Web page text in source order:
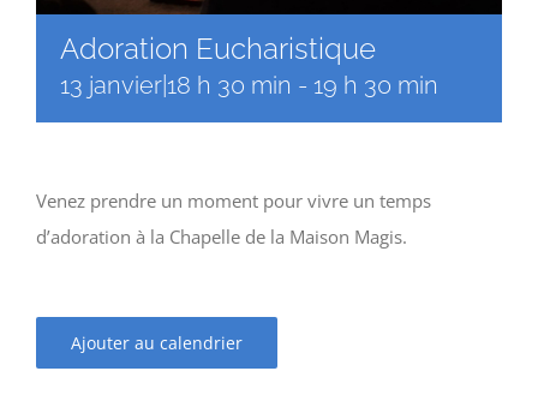
Adoration Eucharistique
13 janvier|18 h 30 min - 19 h 30 min
Venez prendre un moment pour vivre un temps
d’adoration à la Chapelle de la Maison Magis.
Ajouter au calendrier